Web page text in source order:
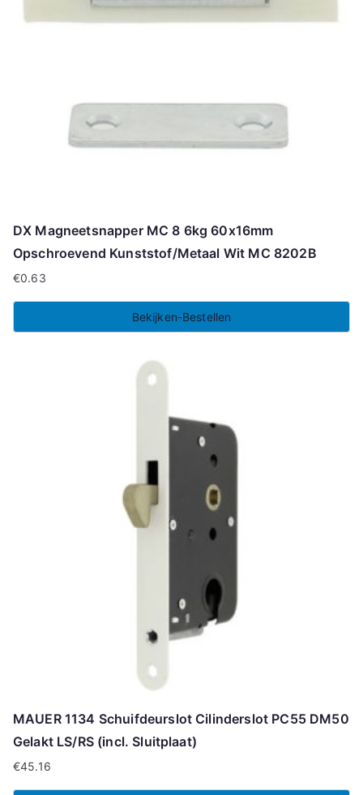
DX Magneetsnapper MC 8 6kg 60x16mm
Opschroevend Kunststof/Metaal Wit MC 8202B
€0.63
Bekijken-Bestellen
MAUER 1134 Schuifdeurslot Cilinderslot PC55 DM50
Gelakt LS/RS (incl. Sluitplaat)
€45.16